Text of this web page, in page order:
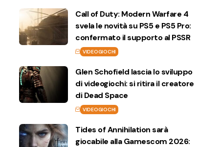
Call of Duty: Modern Warfare 4
svela le novità su PS5 e PS5 Pro:
confermato il supporto al PSSR
VIDEOGIOCHI
Glen Schofield lascia lo sviluppo
di videogiochi: si ritira il creatore
di Dead Space
VIDEOGIOCHI
Tides of Annihilation sarà
giocabile alla Gamescom 2026: